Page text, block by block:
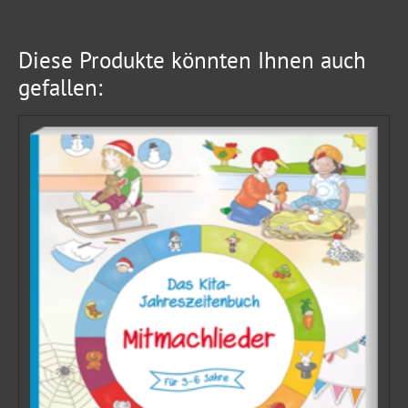
Diese Produkte könnten Ihnen auch
gefallen: